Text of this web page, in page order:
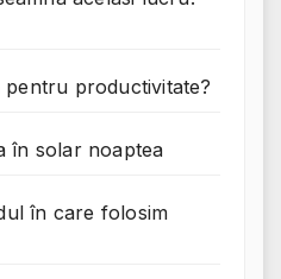
productivitate?
în solar noaptea
în care folosim